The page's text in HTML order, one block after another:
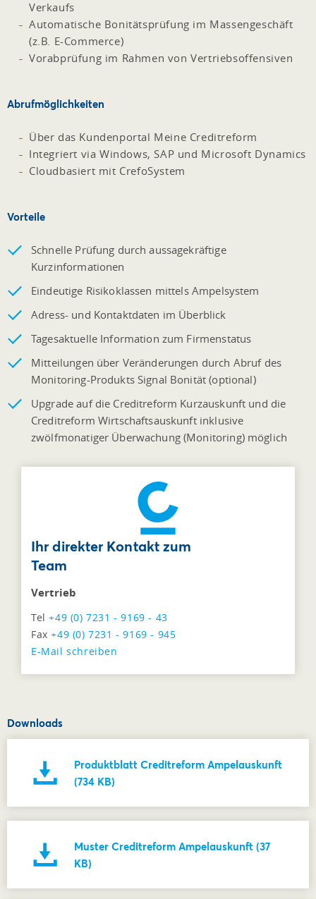
Verkaufs
Automatische Bonitätsprüfung im Massengeschäft
(z.B. E-Commerce)
Vorabprüfung im Rahmen von Vertriebsoffensiven
Abrufmöglichkeiten
Über das Kundenportal Meine Creditreform
Integriert via Windows, SAP und Microsoft Dynamics
Cloudbasiert mit CrefoSystem
Vorteile
Schnelle Prüfung durch aussagekräftige
Kurzinformationen
Eindeutige Risikoklassen mittels Ampelsystem
Adress- und Kontaktdaten im Überblick
Tagesaktuelle Information zum Firmenstatus
Mitteilungen über Veränderungen durch Abruf des
Monitoring-Produkts Signal Bonität (optional)
Upgrade auf die Creditreform Kurzauskunft und die
Creditreform Wirtschaftsauskunft inklusive
zwölfmonatiger Überwachung (Monitoring) möglich
Ihr direkter Kontakt zum
Team
Vertrieb
Tel+49 (0) 7231 - 9169 - 43
Fax+49 (0) 7231 - 9169 - 945
E-Mail schreiben
Downloads
Produktblatt Creditreform Ampelauskunft
(734 KB)
Muster Creditreform Ampelauskunft (37
KB)